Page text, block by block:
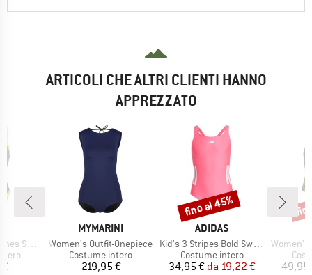
ARTICOLI CHE ALTRI CLIENTI HANNO
APPREZZATO
MARCHIO
MYMARINI
Articolo
Women's Outfit-Onepiece
Gruppo di prodotti
Costume intero
Prezzo
219,95 €
MARCHIO
ADIDAS
Articolo
Kid's 3 Stripes Bold Swimsuit
Gruppo di prodotti
Costume intero
Prezzo
34,95 € Prezzo ridotto
da 19,22 €
Sconto
fino al 45%
Articolo
Women's
49,95